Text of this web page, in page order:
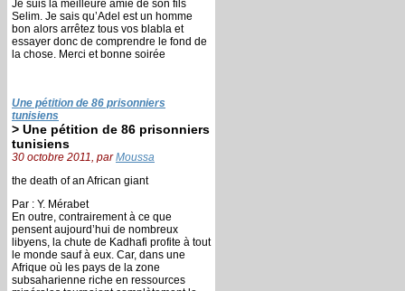
Je suis la meilleure amie de son fils
Selim. Je sais qu’Adel est un homme
bon alors arrêtez tous vos blabla et
essayer donc de comprendre le fond de
la chose. Merci et bonne soirée
Une pétition de 86 prisonniers
tunisiens
> Une pétition de 86 prisonniers
tunisiens
30 octobre 2011, parMoussa
the death of an African giant
Par : Y. Mérabet
En outre, contrairement à ce que
pensent aujourd’hui de nombreux
libyens, la chute de Kadhafi profite à tout
le monde sauf à eux. Car, dans une
Afrique où les pays de la zone
subsaharienne riche en ressources